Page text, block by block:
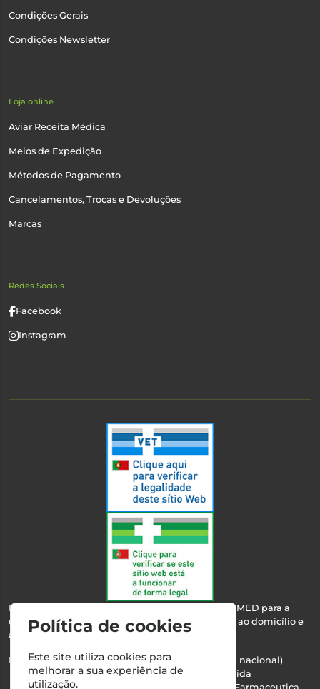
Condições Gerais
Condições Newsletter
Loja online
Aviar Receita Médica
Meios de Expedição
Métodos de Pagamento
Cancelamentos, Trocas e Devoluções
Marcas
Redes Sociais
Facebook
Instagram
Esta farmácia encontra-se autorizada pelo INFARMED para a
dispensa de medicamentos e produtos de saúde ao domicílio e
através da internet.
Nº Infarmed: 21 798 7100 (chamada para rede fixa nacional)
Direção Técnica:Maria Teresa Almeida
Política de cookies
Este site utiliza cookies para
melhorar a sua experiência de
utilização.